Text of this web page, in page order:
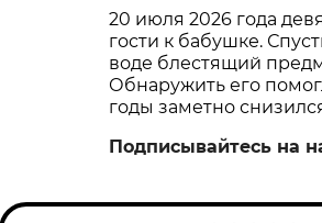
20 июля 2026 года
гости к бабушке.
воде блестящий
Обнаружить его
годы заметно
Подписывайтесь на